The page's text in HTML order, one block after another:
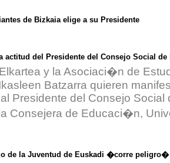
de Bizkaia elige a su Presidente
actitud del Presidente del Consejo Social de
y la Asociaci�n de
Batzarra quieren
Presidente del Consejo
Consejera de Educaci�n,
de la Juventud de Euskadi �corre